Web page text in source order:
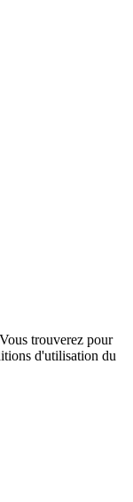
trouverez pour
d'utilisation du